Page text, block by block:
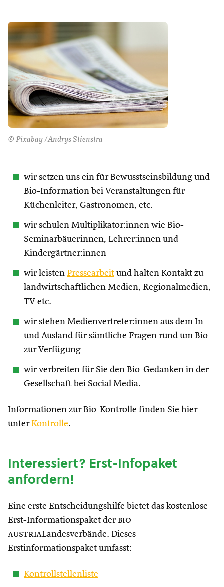
© Pixabay /Andrys Stienstra
wir setzen uns ein für Bewusstseinsbildung und
Bio-Information bei Veranstaltungen für
Küchenleiter, Gastronomen, etc.
wir schulen Multiplikator:innen wie Bio-
Seminarbäuerinnen, Lehrer:innen und
Kindergärtner:innen
wir leisten Pressearbeit und halten Kontakt zu
landwirtschaftlichen Medien, Regionalmedien,
TV etc.
wir stehen Medienvertreter:innen aus dem In-
und Ausland für sämtliche Fragen rund um Bio
zur Verfügung
wir verbreiten für Sie den Bio-Gedanken in der
Gesellschaft bei Social Media.
Informationen zur Bio-Kontrolle finden Sie hier
unterKontrolle.
Interessiert? Erst-Infopaket
anfordern!
Eine erste Entscheidungshilfe bietet das kostenlose
Erst-Informationspaket der bio
austriaLandesverbände. Dieses
Erstinformationspaket umfasst:
Kontrollstellenliste